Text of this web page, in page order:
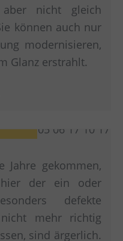
nicht gleich
können auch nur
modernisieren,
Glanz erstrahlt.
Jahre gekommen,
der ein oder
defekte
mehr richtig
sind ärgerlich.